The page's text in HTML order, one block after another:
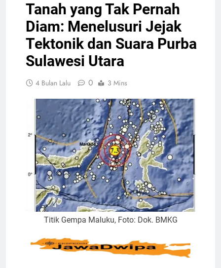
Tanah yang Tak Pernah
Diam: Menelusuri Jejak
Tektonik dan Suara Purba
Sulawesi Utara
4 Bulan Lalu 0 3 Mins
Titik Gempa Maluku, Foto: Dok. BMKG